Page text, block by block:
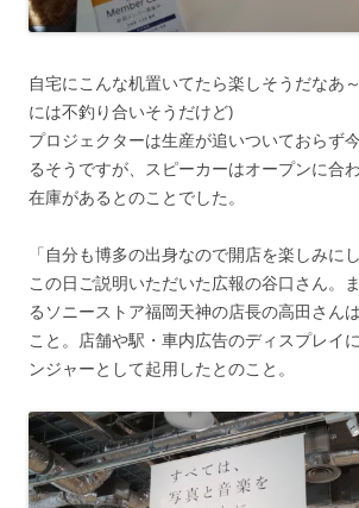
自宅にこんな机置いてたら楽しそうだなあ
には不釣り合いそうだけど)
プロジェクターは生産が追いついておらず
るそうですが、スピーカーはオープンに合
在庫があるとのことでした。
「自分も博多の出身なので開店を楽しみに
この日ご説明いただいた広報の谷口さん。
るソニーストア福岡天神の店長の高田さん
こと。店舗や駅・車内広告のディスプレイ
ンジャーとして起用したとのこと。